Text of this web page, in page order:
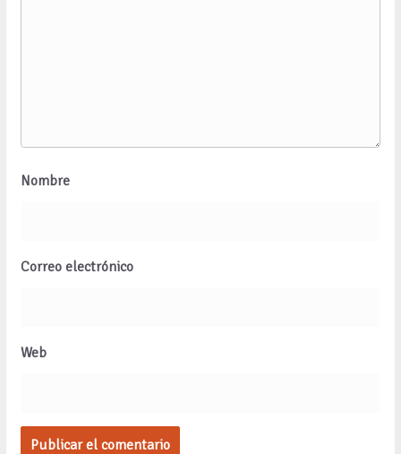
Nombre
Correo electrónico
Web